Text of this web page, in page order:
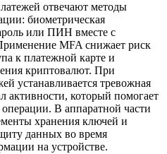
отвечают методы
биометрическая
или ПИН вместе с
MFA снижает риск
к платежной карте и
криптовалют. При
устанавливается тревожная
активности, который помогает
В аппаратной части
хранения ключей и
данных во время
на устройстве.